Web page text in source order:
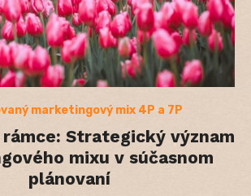
marketingový mix 4P a 7P
rámce: Strategický význam
mixu v súčasnom
plánovaní